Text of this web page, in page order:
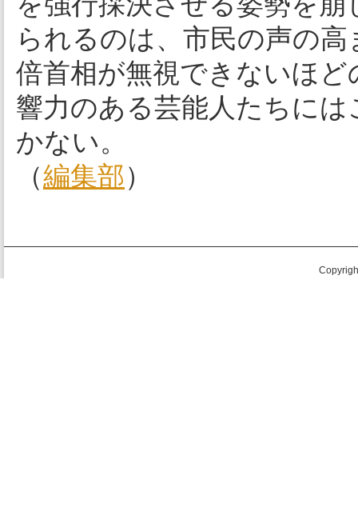
られるのは、市民の声の
倍首相が無視できないほ
響力のある芸能人たちに
かない。
（編集部）